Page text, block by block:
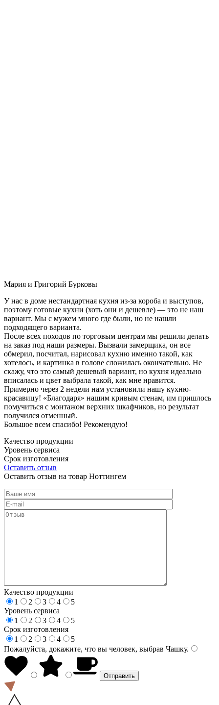
Мария и Григорий Бурковы
У нас в доме нестандартная кухня из-за короба и выступов,
поэтому готовые кухни (хоть они и дешевле) — это не наш
вариант. Мы с мужем много где были, но не нашли
подходящего варианта.
После всех походов по торговым центрам мы решили делать
на заказ под наши размеры. Вызвали замерщика, он все
обмерил, посчитал, нарисовал кухню именно такой, как
хотелось, и картинка в голове сложилась окончательно. Не
скажу, что это самый дешевый вариант, но кухня идеально
вписалась и цвет выбрала такой, как мне нравится.
Примерно через 2 недели нам установили нашу кухню-
красавицу! «Благодаря» нашим кривым стенам, им пришлось
помучиться с монтажом верхних шкафчиков, но результат
получился отменный.
Большое всем спасибо! Рекомендую!
Качество продукции
Уровень сервиса
Срок изготовления
Оставить отзыв
Оставить отзыв на товар Ноттингем
Качество продукции
1
2 3 4
5
Уровень сервиса
1
2 3 4
5
Срок изготовления
1
2 3 4
5
Пожалуйста, докажите, что вы человек, выбрав Чашку.